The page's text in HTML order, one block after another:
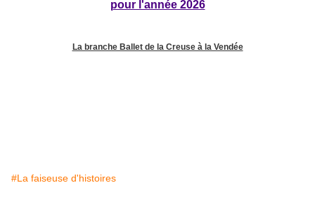
pour l'année 2026
La branche Ballet de la Creuse à la Vendée
#La faiseuse d'histoires